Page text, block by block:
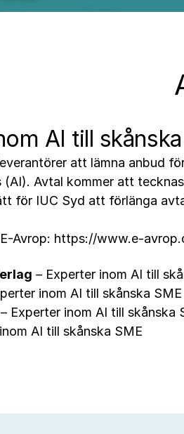
AI till
att lämna anbud
(AI). Avtal kommer att
för IUC Syd att förlänga
Avrop: https://www.e-
– Experter inom AI till
inom AI till skånska SME
– Experter inom AI till skånska
AI till skånska SME